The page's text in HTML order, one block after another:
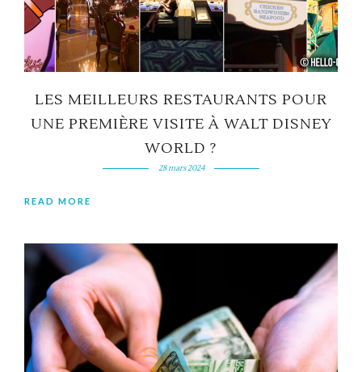
LES MEILLEURS RESTAURANTS POUR
UNE PREMIÈRE VISITE À WALT DISNEY
WORLD ?
28 mars 2024
READ MORE